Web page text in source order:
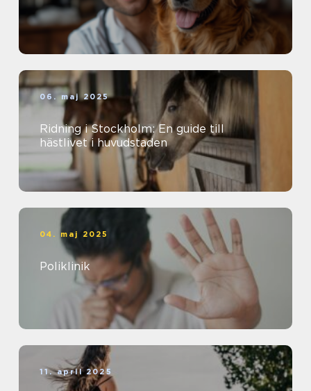
06. maj 2025
Ridning i Stockholm: En guide till
hästlivet i huvudstaden
04. maj 2025
Poliklinik
11. april 2025